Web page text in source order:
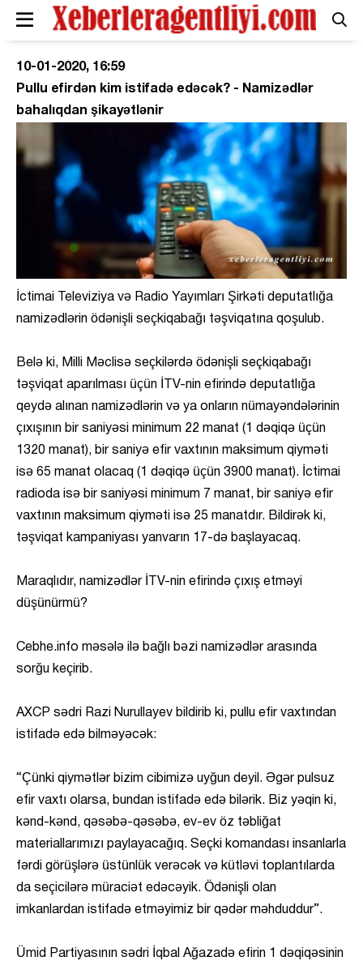
10-01-2020, 16:59
Pullu efirdən kim istifadə edəcək? - Namizədlər
bahalıqdan şikayətlənir
İctimai Televiziya və Radio Yayımları Şirkəti deputatlığa
namizədlərin ödənişli seçkiqabağı təşviqatına qoşulub.
Belə ki, Milli Məclisə seçkilərdə ödənişli seçkiqabağı
təşviqat aparılması üçün İTV-nin efirində deputatlığa
qeydə alınan namizədlərin və ya onların nümayəndələrinin
çıxışının bir saniyəsi minimum 22 manat (1 dəqiqə üçün
1320 manat), bir saniyə efir vaxtının maksimum qiyməti
isə 65 manat olacaq (1 dəqiqə üçün 3900 manat). İctimai
radioda isə bir saniyəsi minimum 7 manat, bir saniyə efir
vaxtının maksimum qiyməti isə 25 manatdır. Bildirək ki,
təşviqat kampaniyası yanvarın 17-də başlayacaq.
Maraqlıdır, namizədlər İTV-nin efirində çıxış etməyi
düşünürmü?
Cebhe.info məsələ ilə bağlı bəzi namizədlər arasında
sorğu keçirib.
AXCP sədri Razi Nurullayev bildirib ki, pullu efir vaxtından
istifadə edə bilməyəcək:
“Çünki qiymətlər bizim cibimizə uyğun deyil. Əgər pulsuz
efir vaxtı olarsa, bundan istifadə edə bilərik. Biz yəqin ki,
kənd-kənd, qəsəbə-qəsəbə, ev-ev öz təbliğat
materiallarımızı paylayacağıq. Seçki komandası insanlarla
fərdi görüşlərə üstünlük verəcək və kütləvi toplantılarda
da seçicilərə müraciət edəcəyik. Ödənişli olan
imkanlardan istifadə etməyimiz bir qədər məhduddur”.
Ümid Partiyasının sədri İqbal Ağazadə efirin 1 dəqiqəsinin